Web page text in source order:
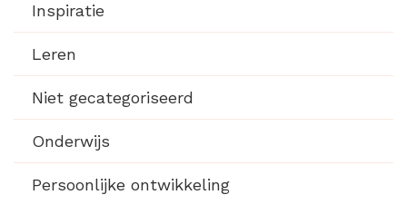
Inspiratie
Leren
Niet gecategoriseerd
Onderwijs
Persoonlijke ontwikkeling